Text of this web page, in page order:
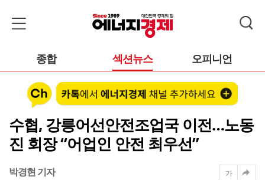
종합 섹션뉴스 오피니언
수협, 강릉어선안전조업국 이전…노동
진 회장 “어업인 안전 최우선”
박경현 기자
가